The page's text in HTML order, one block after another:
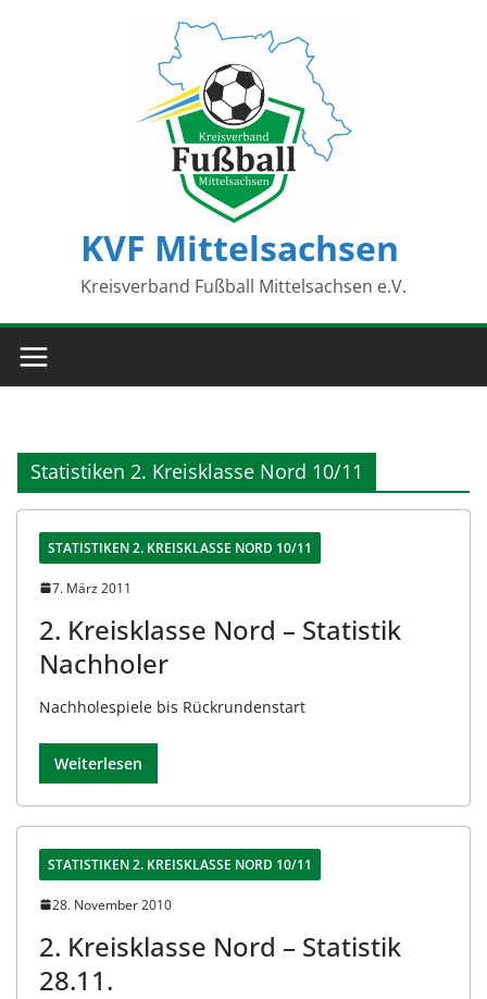
KVF Mittelsachsen
Kreisverband Fußball Mittelsachsen e.V.
Statistiken 2. Kreisklasse Nord 10/11
STATISTIKEN 2. KREISKLASSE NORD 10/11
7. März 2011
2. Kreisklasse Nord – Statistik
Nachholer
Nachholespiele bis Rückrundenstart
Weiterlesen
STATISTIKEN 2. KREISKLASSE NORD 10/11
28. November 2010
2. Kreisklasse Nord – Statistik
28.11.